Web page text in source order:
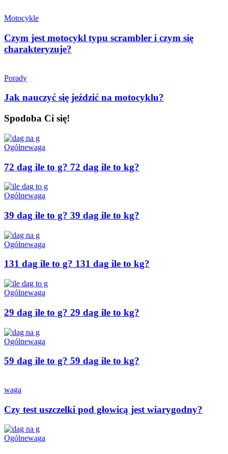
Motocykle
Czym jest motocykl typu scrambler i czym się
charakteryzuje?
Porady
Jak nauczyć się jeździć na motocyklu?
Spodoba Ci się!
Ogólnewaga
72 dag ile to g? 72 dag ile to kg?
Ogólnewaga
39 dag ile to g? 39 dag ile to kg?
Ogólnewaga
131 dag ile to g? 131 dag ile to kg?
Ogólnewaga
29 dag ile to g? 29 dag ile to kg?
Ogólnewaga
59 dag ile to g? 59 dag ile to kg?
waga
Czy test uszczelki pod głowicą jest wiarygodny?
Ogólnewaga